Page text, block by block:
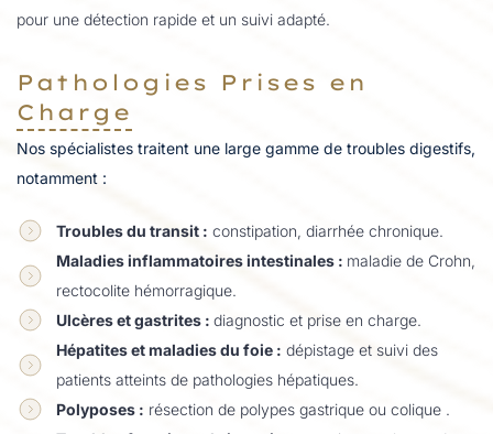
pour une détection rapide et un suivi adapté.
Pathologies Prises en
Charge
Nos spécialistes traitent une large gamme de troubles digestifs,
notamment :
Troubles du transit : constipation, diarrhée chronique.
Maladies inflammatoires intestinales : maladie de Crohn,
rectocolite hémorragique.
Ulcères et gastrites :diagnostic et prise en charge.
Hépatites et maladies du foie : dépistage et suivi des
patients atteints de pathologies hépatiques.
Polyposes : résection de polypes gastrique ou colique .